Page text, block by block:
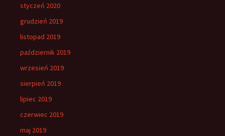
styczeń 2020
grudzień 2019
listopad 2019
październik 2019
wrzesień 2019
sierpień 2019
lipiec 2019
czerwiec 2019
maj 2019